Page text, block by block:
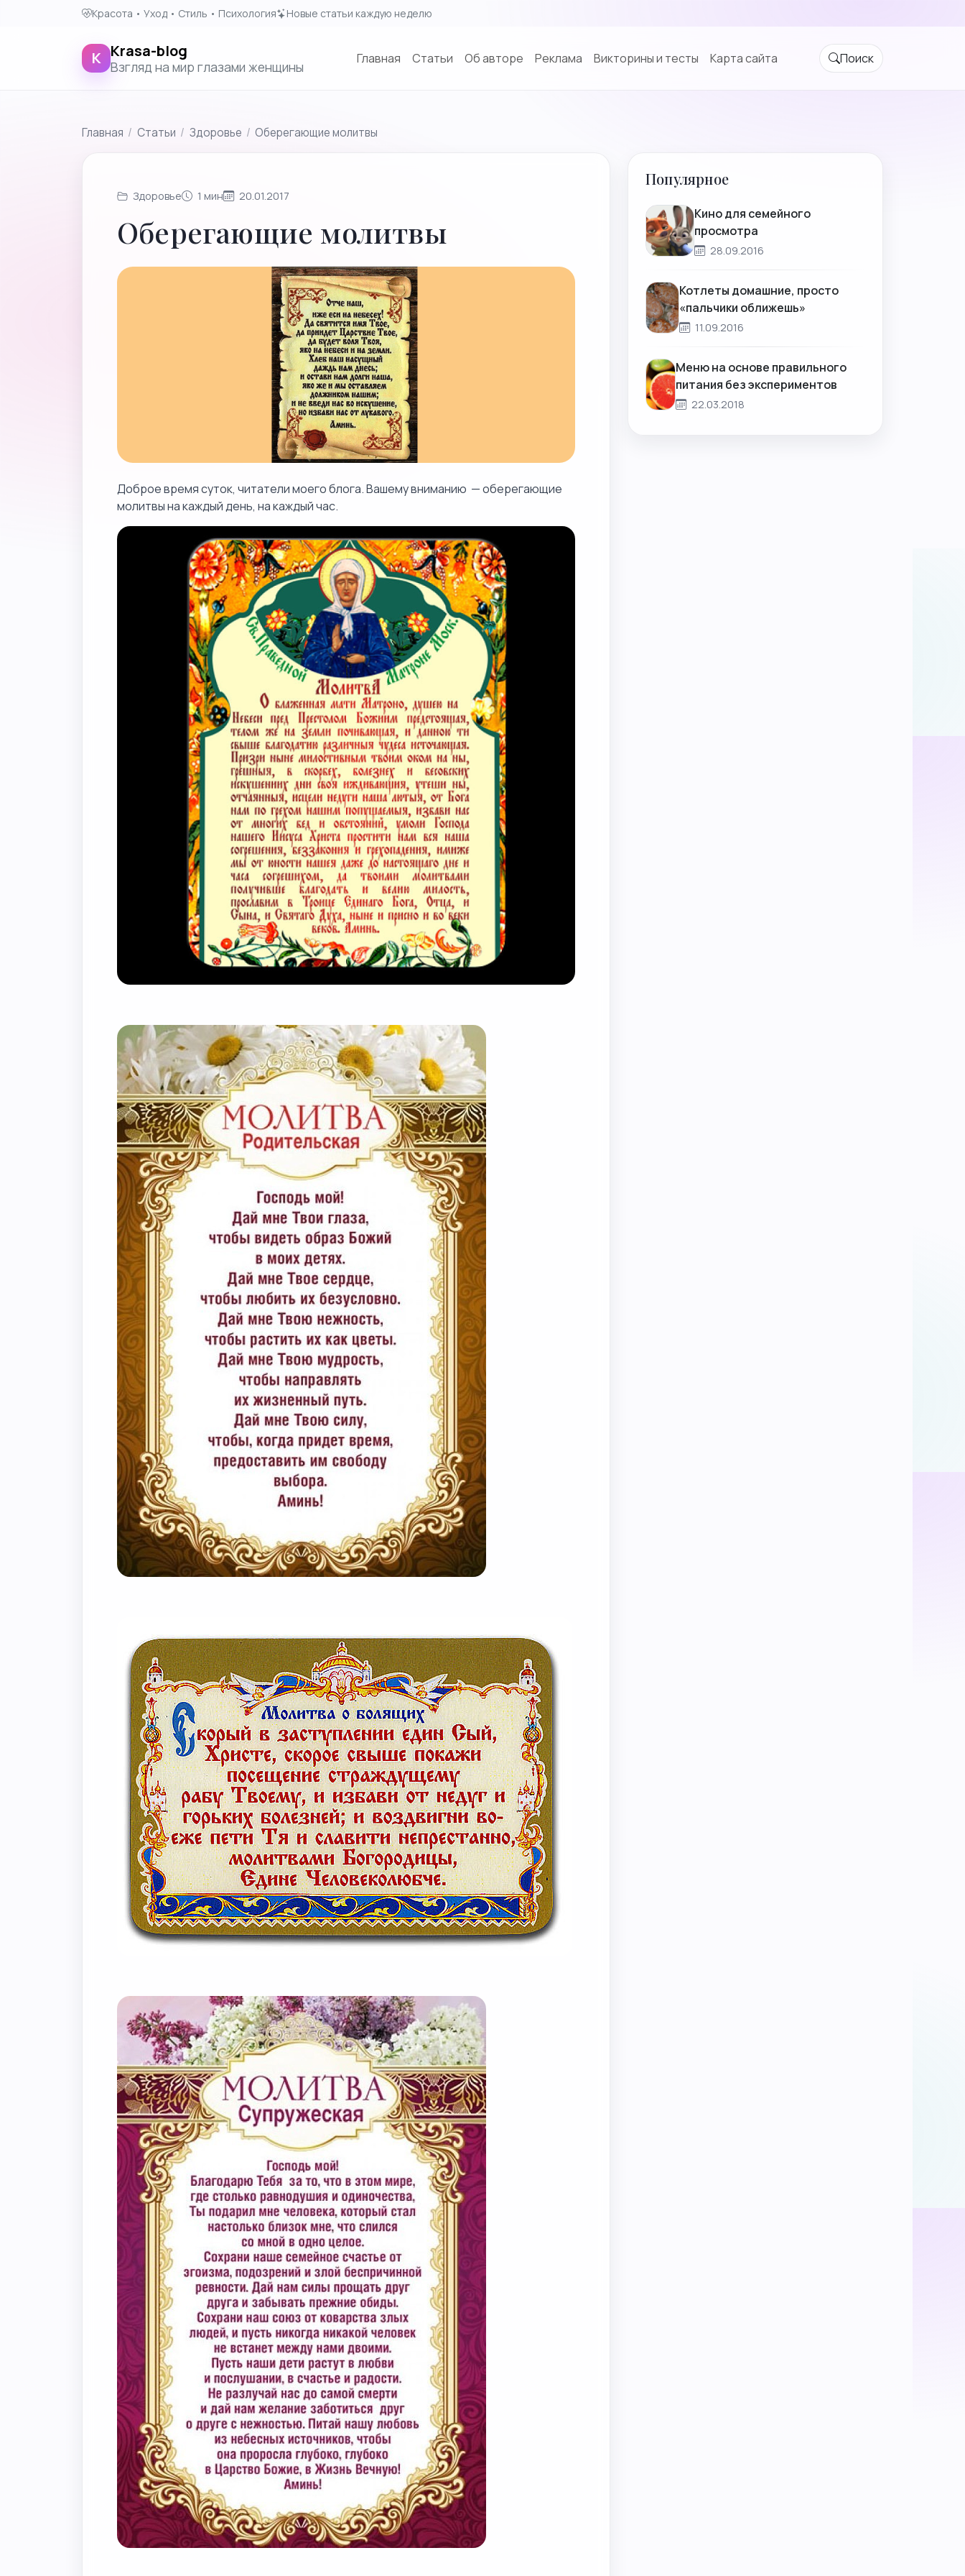
Красота • Уход • Стиль • Психология Новые статьи каждую неделю
K Krasa-blog
Взгляд на мир глазами женщины Главная Cтатьи Об авторе Реклама Викторины и тесты Карта сайта Поиск
Главная / Cтатьи / Здоровье / Оберегающие молитвы
Здоровье 1 мин 20.01.2017
Оберегающие молитвы
Доброе время суток, читатели моего блога. Вашему вниманию — оберегающие
молитвы на каждый день, на каждый час.
Популярное
Кино для семейного
просмотра
28.09.2016
Котлеты домашние, просто
«пальчики оближешь»
11.09.2016
Меню на основе правильного
питания без экспериментов
22.03.2018